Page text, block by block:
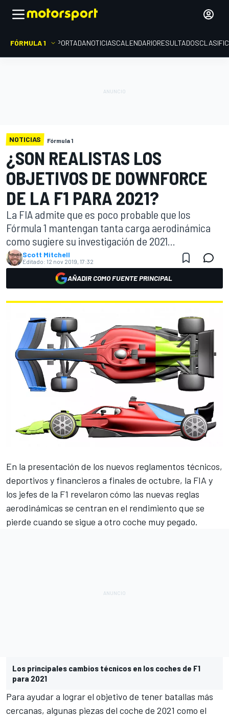
FÓRMULA 1 PORTADANOTICIASCALENDARIORESULTADOS
NOTICIAS Fórmula 1
¿SON REALISTAS LOS
OBJETIVOS DE DOWNFORCE
DE LA F1 PARA 2021?
La FIA admite que es poco probable que los
Fórmula 1 mantengan tanta carga aerodinámica
como sugiere su investigación de 2021...
Scott Mitchell
Editado: 12 nov 2019, 17:32
AÑADIR COMO FUENTE PRINCIPAL
En la presentación de los nuevos reglamentos técnicos,
deportivos y financieros a finales de octubre, la FIA y
los jefes de la F1 revelaron cómo las nuevas reglas
aerodinámicas se centran en el rendimiento que se
pierde cuando se sigue a otro coche muy pegado.
Los principales cambios técnicos en los coches de F1
para 2021
Para ayudar a lograr el objetivo de tener batallas más
cercanas, algunas piezas del coche de 2021 como el